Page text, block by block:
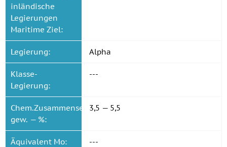
inländische
Legierungen
Maritime Ziel:
Legierung: Alpha
Klasse-
Legierung:
---
Chem.Zusammensetzung
gew. — %:
3,5 — 5,5
Äquivalent Mo: ---